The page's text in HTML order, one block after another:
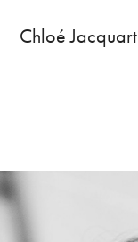
Chloé Jacquart